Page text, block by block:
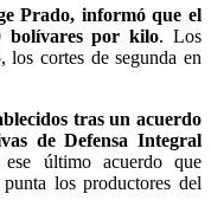
Prado, informó que el
bolívares por kilo. Los
los cortes de segunda en
tras un acuerdo
de Defensa Integral
último acuerdo que
los productores del